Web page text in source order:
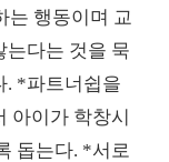
는 행동이며 교
는다는 것을 묵
. *파트너쉽을
아이가 학창시
돕는다. *서로